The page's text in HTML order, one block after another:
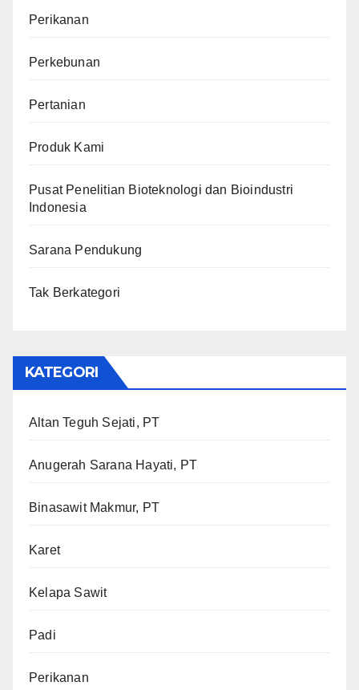
Perikanan
Perkebunan
Pertanian
Produk Kami
Pusat Penelitian Bioteknologi dan Bioindustri
Indonesia
Sarana Pendukung
Tak Berkategori
KATEGORI
Altan Teguh Sejati, PT
Anugerah Sarana Hayati, PT
Binasawit Makmur, PT
Karet
Kelapa Sawit
Padi
Perikanan